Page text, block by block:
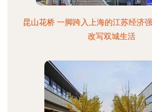
昆山花桥 一脚跨入上海的江苏经济
改写双城生活